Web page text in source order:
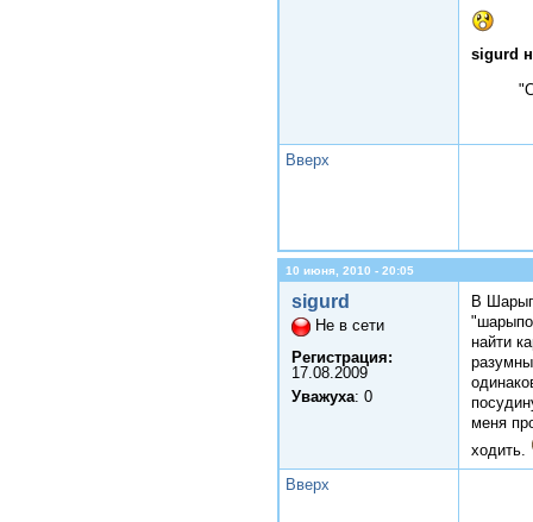
sigurd
Вверх
10 июня, 2010 - 20:05
sigurd
Не в сети
Регистрация:
17.08.2009
Уважуха: 0
В
найти
меня
ходить.
Вверх